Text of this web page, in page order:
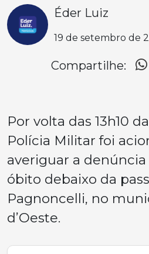
Éder Luiz
19 de setembro de
Compartilhe:
Por volta das 13h10
Polícia Militar foi
averiguar a
óbito debaixo da
Pagnoncelli, no
d’Oeste.